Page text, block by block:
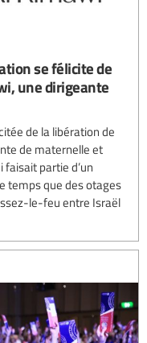
se félicite de
une dirigeante
de la libération de
de maternelle et
partie d’un
temps que des otages
le-feu entre Israël